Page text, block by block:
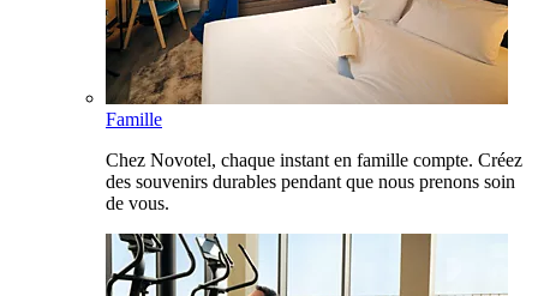
Famille
Chez Novotel, chaque instant en famille compte. Créez
des souvenirs durables pendant que nous prenons soin
de vous.